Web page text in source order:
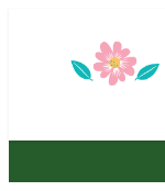
ン
テ